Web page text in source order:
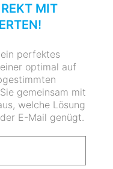
MIT
perfektes
optimal auf
gemeinsam mit
welche Lösung
E-Mail genügt.